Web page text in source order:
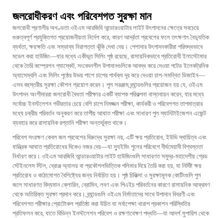
জলরোধীকরণ এবং পরিবেশগত সুরক্ষা মান
জলরোধী প্রণালীর অখণ্ডতা ওইএম আরজিবি আন্ডারওয়াটার লাইট উৎপাদনের ক্ষেত্রে সবচেয়ে
গুরুত্বপূর্ণ প্রযুক্তিগত প্রয়োজনীয়তা নির্দেশ করে, কারণ আর্দ্রতা প্রবেশের ফলে তৎক্ষণাৎ বৈদ্যুতিক
ব্যর্থতা, ক্ষয়ক্ষতি এবং সম্ভাব্য নিরাপত্তা ঝুঁকি দেখা দেয়। পেশাদার উৎপাদনকারীরা পরিশুদ্ধভাবে
মডেল করা হাউজিং—যার মধ্যে একীভূত সিলিং পৃষ্ঠ রয়েছে, রাসায়নিকভাবে প্রতিরোধী ইলাস্টোমার
থেকে তৈরি কম্প্রেশন গ্যাস্কেট, সংবেদনশীল উপাদানগুলিকে আবদ্ধ করে দেওয়া পটেড ইলেকট্রনিক
অ্যাসেম্বলি এবং সিলিং পৃষ্ঠের উভয় পাশে চাপের পার্থক্য দূর করে দেওয়া চাপ-সমন্বিত ডিজাইন—
এসব বহুস্তরীয় সুরক্ষা কৌশল প্রয়োগ করেন। পুল সরঞ্জাম ব্র্যান্ডগুলির প্রয়োজন হয় যে, ওইএম
উৎপাদন অংশীদাররা জলরোধী বৈধতা পরীক্ষার একটি ব্যাপক পরিকল্পনা বাস্তবায়ন করেন, যার মধ্যে
সর্বোচ্চ ইনস্টলেশন গভীরতার চেয়ে বেশি চাপে নিমজ্জন পরীক্ষা, কার্যকরী ও পরিবেশগত তাপমাত্রার
মধ্যে চক্রীয় পরিবর্তন অনুকরণ করে তাপীয় আঘাত পরীক্ষা এবং সাধারণ পুল স্যানিটাইজেশন এজেন্ট
ব্যবহার করে রাসায়নিক রপ্তানি পরীক্ষা অন্তর্ভুক্ত থাকে।
পরিবেশ সংরক্ষণ কেবল জল প্রবেশের বিরুদ্ধে সুরক্ষা নয়, এটি ক্ষয় প্রতিরোধ, ইউভি স্থায়িত্ব এবং
যান্ত্রিক আঘাত প্রতিরোধের দিকেও নজর দেয়—যা স্যুইমিং পুলের পরিবেশে দীর্ঘমেয়াদী বিশ্বস্ততা
নির্ধারণ করে। ওইএম আরজিবি আন্ডারওয়াটার লাইট হাউজিংগুলি সাধারণত সমুদ্র-মহাদেশীয় গ্রেড
স্টেইনলেস স্টিল, ব্রোঞ্জ অ্যালয় বা প্রকৌশলভিত্তিক পলিমার দিয়ে তৈরি করা হয়, যা নির্দিষ্ট ক্ষয়
প্রতিরোধ ও কাঠামোগত বৈশিষ্ট্যের জন্য নির্বাচিত হয়। পৃষ্ঠ চিকিত্সা ও সুরক্ষামূলক কোটিংগুলি পুল
জলে সাধারণত বিদ্যমান ক্লোরিন, ব্রোমিন, লবণ এবং পিএইচ পরিবর্তনের কারণে রাসায়নিক আক্রমণ
থেকে অতিরিক্ত সুরক্ষা প্রদান করে। ব্র্যান্ডগুলি ওইএম নির্মাতাদের সাথে উপাদান বিবরণী এবং
পরিবেশগত পরীক্ষার প্রোটোকল প্রতিষ্ঠা করা উচিত যা সর্বাপেক্ষা খারাপ প্রকাশন পরিস্থিতির
প্রতিফলন করে, যাতে বিভিন্ন ইনস্টলেশন পরিবেশ ও রক্ষণাবেক্ষণ পদ্ধতি—যা আদর্শ সুপারিশ থেকে